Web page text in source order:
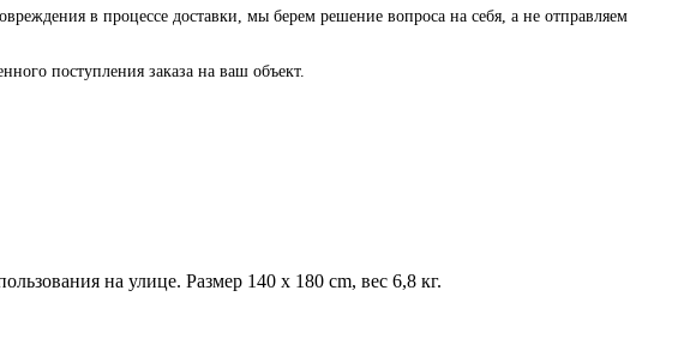
в процессе доставки, мы берем решение вопроса на себя, а не отправляем
поступления заказа на ваш объект.
на улице. Размер 140 x 180 cm, вес 6,8 кг.